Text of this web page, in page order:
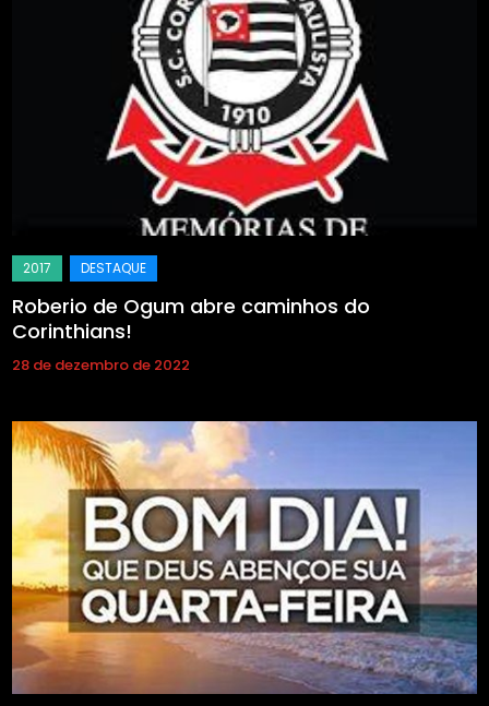
Roberio de Ogum abre caminhos do
Corinthians!
28 de dezembro de 2022